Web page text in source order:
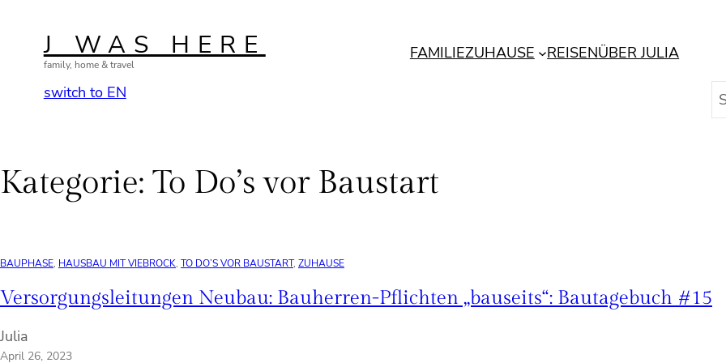
springenJ WAS HERE
family, home & travel
FAMILIEZUHAUSE REISENÜBER JULIA
switch to EN
Kategorie: To Do’s vor Baustart
BAUPHASE, HAUSBAU MIT VIEBROCK, TO DO’S VOR BAUSTART, ZUHAUSE
Versorgungsleitungen Neubau: Bauherren-Pflichten „bauseits“: Bautagebuch #15
Julia
April 26, 2023